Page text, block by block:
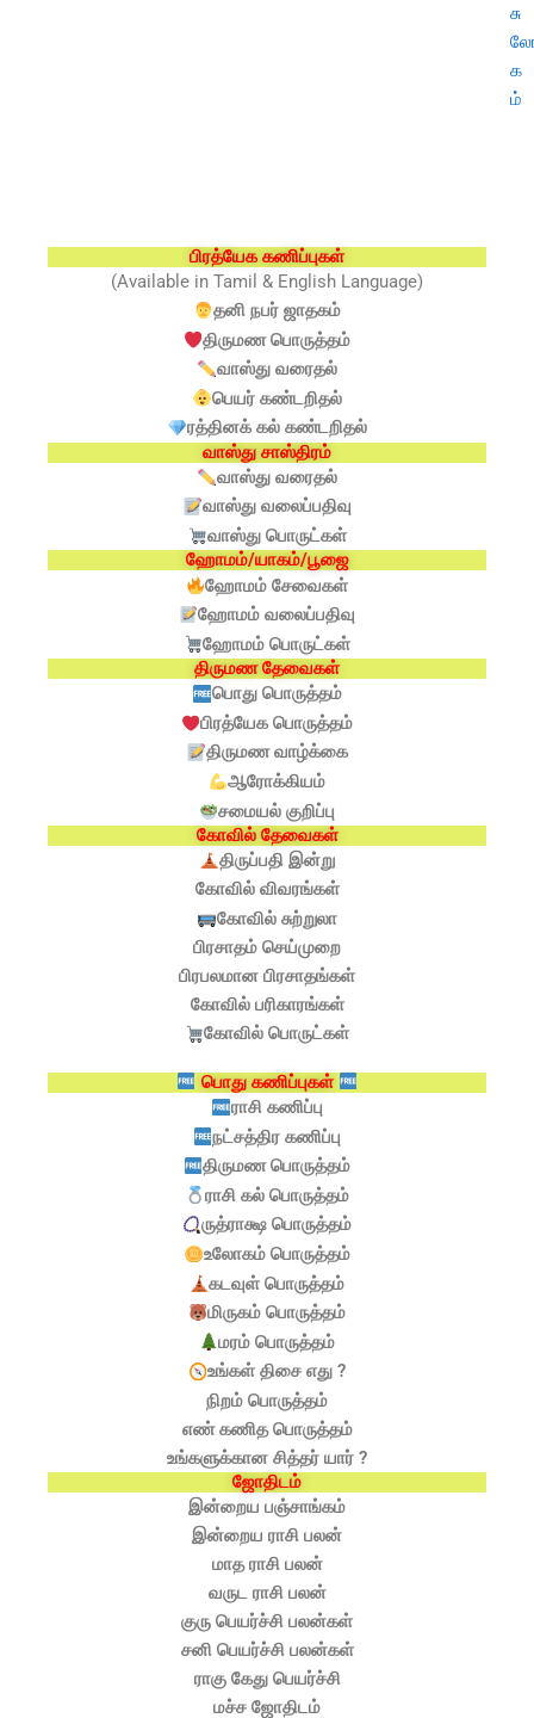
சு
க
ம்
பிரத்யேக கணிப்புகள்
(Available in Tamil & English Language)
தனி நபர் ஜாதகம்
திருமண பொருத்தம்
வாஸ்து வரைதல்
பெயர் கண்டறிதல்
ரத்தினக் கல் கண்டறிதல்
வாஸ்து சாஸ்திரம்
வாஸ்து வரைதல்
வாஸ்து வலைப்பதிவு
வாஸ்து பொருட்கள்
ஹோமம்/யாகம்/பூஜை
ஹோமம் சேவைகள்
ஹோமம் வலைப்பதிவு
ஹோமம் பொருட்கள்
திருமண தேவைகள்
பொது பொருத்தம்
பிரத்யேக பொருத்தம்
திருமண வாழ்க்கை
ஆரோக்கியம்
சமையல் குறிப்பு
கோவில் தேவைகள்
திருப்பதி இன்று
கோவில் விவரங்கள்
கோவில் சுற்றுலா
பிரசாதம் செய்முறை
பிரபலமான பிரசாதங்கள்
கோவில் பரிகாரங்கள்
கோவில் பொருட்கள்
பொது கணிப்புகள்
ராசி கணிப்பு
நட்சத்திர கணிப்பு
திருமண பொருத்தம்
ராசி கல் பொருத்தம்
ருத்ராக்ஷ பொருத்தம்
உலோகம் பொருத்தம்
கடவுள் பொருத்தம்
மிருகம் பொருத்தம்
மரம் பொருத்தம்
உங்கள் திசை எது ?
நிறம் பொருத்தம்
எண் கணித பொருத்தம்
உங்களுக்கான சித்தர் யார் ?
ஜோதிடம்
இன்றைய பஞ்சாங்கம்
இன்றைய ராசி பலன்
மாத ராசி பலன்
வருட ராசி பலன்
குரு பெயர்ச்சி பலன்கள்
சனி பெயர்ச்சி பலன்கள்
ராகு கேது பெயர்ச்சி
மச்ச ஜோதிடம்